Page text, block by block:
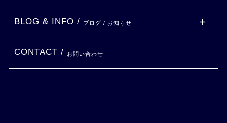
BLOG & INFO / ブログ / お知らせ
CONTACT / お問い合わせ